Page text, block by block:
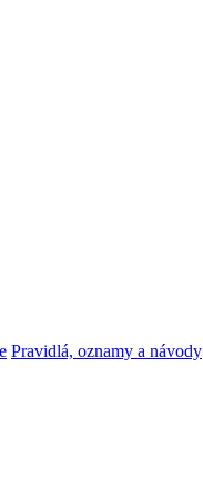
Pravidlá, oznamy a návody